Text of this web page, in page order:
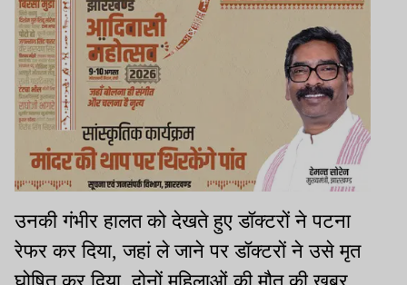
उनकी गंभीर हालत को देखते हुए डॉक्टरों ने पटना
रेफर कर दिया, जहां ले जाने पर डॉक्टरों ने उसे मृत